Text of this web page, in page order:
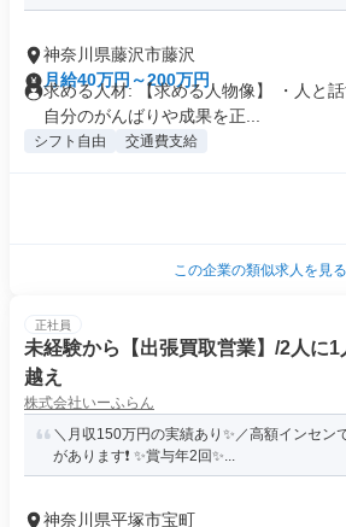
神奈川県藤沢市藤沢
月給40万円～200万円
求める人材: 【求める人物像】 ・人と
自分のがんばりや成果を正...
シフト自由 交通費支給
この企業の類似求人を見る
正社員
未経験から【出張買取営業】/2人に1
越え
株式会社いーふらん
＼月収150万円の実績あり✨／高額インセン
があります❗ ✨賞与年2回✨...
神奈川県平塚市宝町